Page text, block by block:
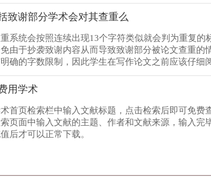
致谢部分学术会对其查重么
系统会按照连续出现13个字符类似就会判为重复
由于抄袭致谢内容从而导致致谢部分被论文查重
确的字数限制，因此学生在写作论文之前应该仔细
用学术
首页检索栏中输入文献标题，点击检索后即可免
页面中输入文献的主题、作者和文献来源，输入
后才可以正常下载。